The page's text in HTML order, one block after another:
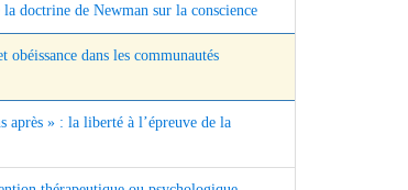
la doctrine de Newman sur la conscience
obéissance dans les communautés
après » : la liberté à l’épreuve de la